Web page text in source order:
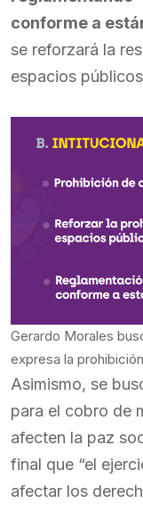
conforme a
se reforzará la
espacios
Gerardo Morales
expresa la
Asimismo, se
para el cobro de
afecten la paz
final que “el
afectar los